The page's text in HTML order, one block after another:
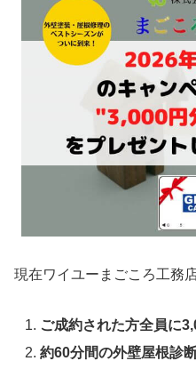
現在ワイユーまごころ工務
ご成約された方全員に
約60分間の外壁屋根診